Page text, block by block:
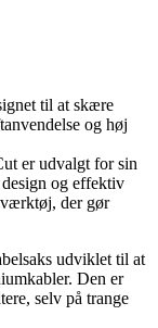
til at skære
og høj
er udvalgt for sin
og effektiv
der gør
udviklet til at
Den er
selv på trange